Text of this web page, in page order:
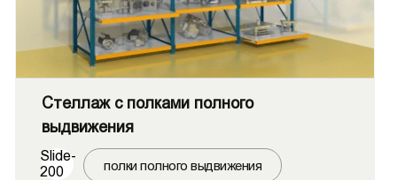
Стеллаж c полками полного
выдвижения
Slide-
200
полки полного выдвижения